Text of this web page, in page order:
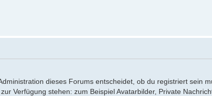
dieses Forums entscheidet, ob du registriert sein
Verfügung stehen: zum Beispiel Avatarbilder, Private